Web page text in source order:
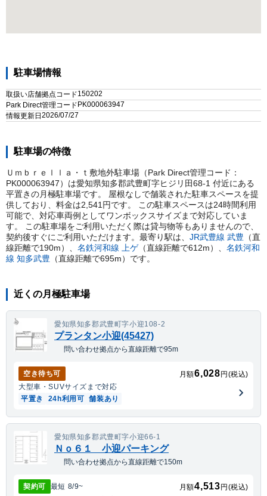
駐車場情報
取扱い店舗拠点コード150202
Park Direct管理コード PK000063947
情報更新日 2026/07/27
駐車場の特徴
Ｕｍｂｒｅｌｌａ・ｔ敷地外駐車場（Park Direct管理コード：
PK000063947）は愛知県知多郡武豊町字ヒジリ田68-1 付近にある
平置きの月極駐車場です。 屋根なしで舗装された駐車スペースを提
供しており、料金は2,541円です。 この駐車スペースは24時間利用
可能で、対応車両例としてワンボックスサイズまで対応していま
す。 この駐車場をご利用いただく際は貸与物等もありませんので、
契約後すぐにご利用いただけます。 最寄り駅は、 JR武豊線 武豊 （直
線距離で190m） 名鉄河和線 上ゲ（直線距離で612m）
名鉄河和
線 知多武豊 （直線距離で695m） です。
近くの月極駐車場
愛知県知多郡武豊町字小迎108-2
プランタン小迎(45427)
問い合わせ拠点から直線距離で95m
空き待ち可 月額6,028 円(税込)
大型車・SUVサイズまで対応
平置き
24h利用可 舗装あり
愛知県知多郡武豊町字小迎66-1
Ｎｏ６１ 小迎パーキング
問い合わせ拠点から直線距離で150m
契約可 最短 8/9~ 月額4,513 円(税込)